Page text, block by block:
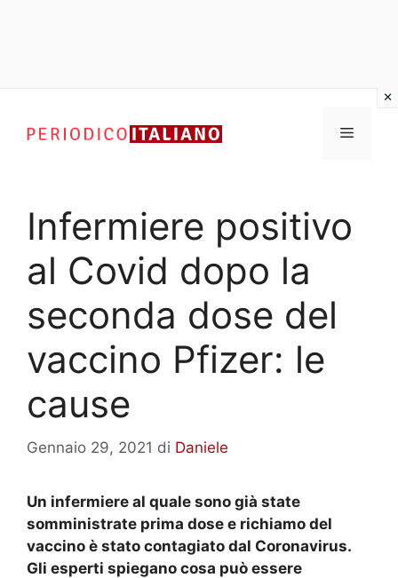
contenuto
Menu
Infermiere positivo
al Covid dopo la
seconda dose del
vaccino Pfizer: le
cause
Gennaio 29, 2021 di Daniele
Un infermiere al quale sono già state
somministrate prima dose e richiamo del
vaccino è stato contagiato dal Coronavirus.
Gli esperti spiegano cosa può essere